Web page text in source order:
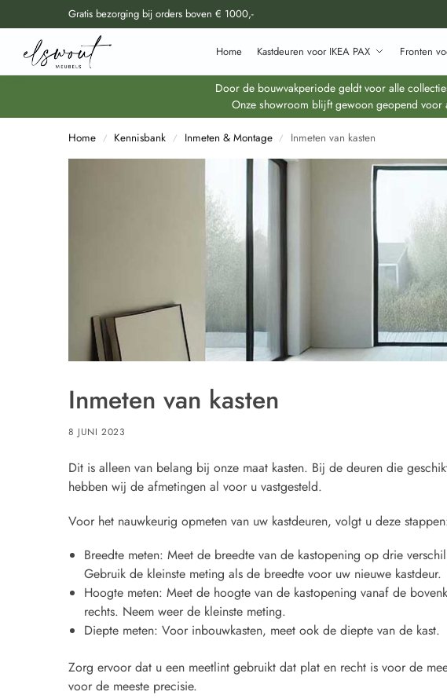
Gratis bezorging bij orders boven € 1000,-
Home Kastdeuren voor IKEA PAX Fronten
Doorzoek al onze producten
Door de bouwvakperiode geldt voor alle
Onze showroom blijft gewoon geopend voor
Home / Kennisbank / Inmeten & Montage / Inmeten van kasten
Inmeten van kasten
8 JUNI 2023
Dit is alleen van belang bij onze maat kasten. Bij de deuren die
hebben wij de afmetingen al voor u vastgesteld.
Voor het nauwkeurig opmeten van uw kastdeuren, volgt u deze
Breedte meten: Meet de breedte van de kastopening op drie
Gebruik de kleinste meting als de breedte voor uw nieuwe kastdeur.
Hoogte meten: Meet de hoogte van de kastopening vanaf de
rechts. Neem weer de kleinste meting.
Diepte meten: Voor inbouwkasten, meet ook de diepte van de kast.
Zorg ervoor dat u een meetlint gebruikt dat plat en recht is voor de
voor de meeste precisie.